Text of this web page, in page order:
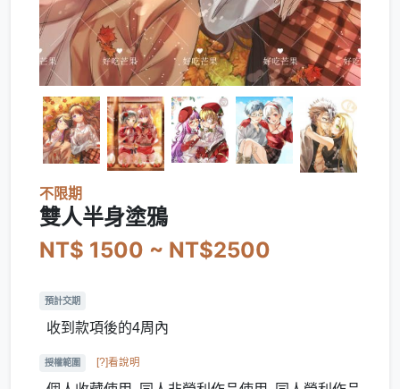
不限期
雙人半身塗鴉
NT$ 1500 ~ NT$2500
預計交期
收到款項後的4周內
授權範圍 [?]看說明